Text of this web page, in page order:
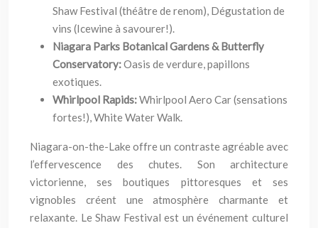
Shaw Festival (théâtre de renom), Dégustation de
vins (Icewine à savourer!).
Niagara Parks Botanical Gardens & Butterfly
Conservatory:Oasis de verdure, papillons
exotiques.
Whirlpool Rapids:Whirlpool Aero Car (sensations
fortes!), White Water Walk.
Niagara-on-the-Lake offre un contraste agréable avec
l’effervescence des chutes. Son architecture
victorienne, ses boutiques pittoresques et ses
vignobles créent une atmosphère charmante et
relaxante. Le Shaw Festival est un événement culturel